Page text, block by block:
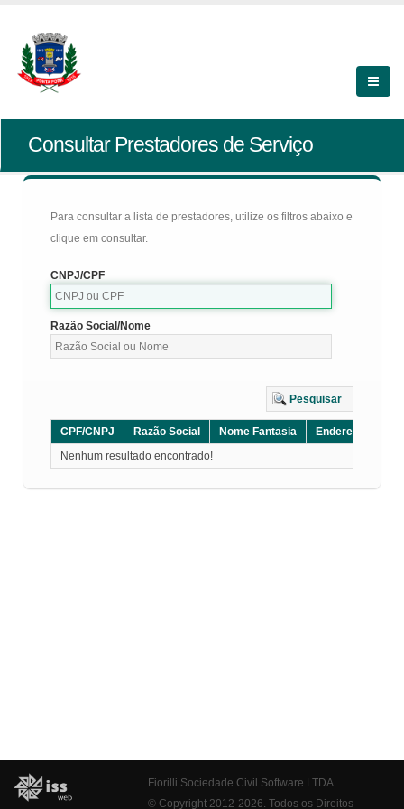
Consultar Prestadores de Serviço
Para consultar a lista de prestadores, utilize os filtros abaixo e
clique em consultar.
CNPJ/CPF
Razão Social/Nome
Pesquisar
CPF/CNPJ Razão Social Nome Fantasia Endereço
Nenhum resultado encontrado!
Fiorilli Sociedade Civil Software LTDA
© Copyright 2012-2026. Todos os Direitos